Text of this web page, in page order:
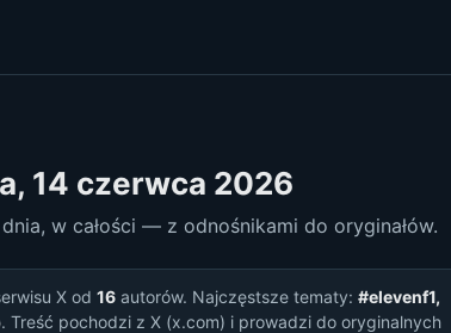
14 czerwca 2026
w całości — z odnośnikami do oryginałów.
X od 16 autorów. Najczęstsze tematy: #elevenf1,
. Treść pochodzi z X (x.com) i prowadzi do oryginalnych